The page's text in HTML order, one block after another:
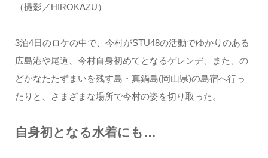
（撮影／HIROKAZU）
3泊4日のロケの中で、今村がSTU48の活動でゆかりのある
広島港や尾道、今村自身初めてとなるゲレンデ、また、の
どかなたたずまいを残す島・真鍋島(岡山県)の島宿へ行っ
たりと、さまざまな場所で今村の姿を切り取った。
自身初となる水着にも…